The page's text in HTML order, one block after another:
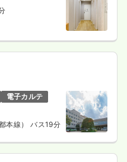
電子カルテ
本線） バス19分